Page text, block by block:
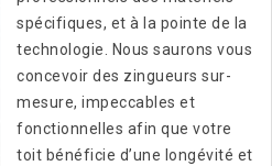
spécifiques, et à la pointe de la
technologie. Nous saurons vous
concevoir des zingueurs sur-
mesure, impeccables et
fonctionnelles afin que votre
toit bénéficie d’une longévité et